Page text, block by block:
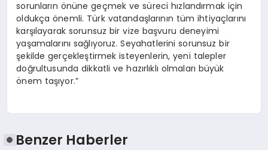
sorunların önüne geçmek ve süreci hızlandırmak için
oldukça önemli. Türk vatandaşlarının tüm ihtiyaçlarını
karşılayarak sorunsuz bir vize başvuru deneyimi
yaşamalarını sağlıyoruz. Seyahatlerini sorunsuz bir
şekilde gerçekleştirmek isteyenlerin, yeni talepler
doğrultusunda dikkatli ve hazırlıklı olmaları büyük
önem taşıyor.”
Benzer Haberler